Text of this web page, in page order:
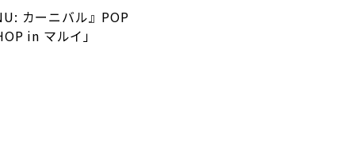
カーニバル』POP
in マルイ」